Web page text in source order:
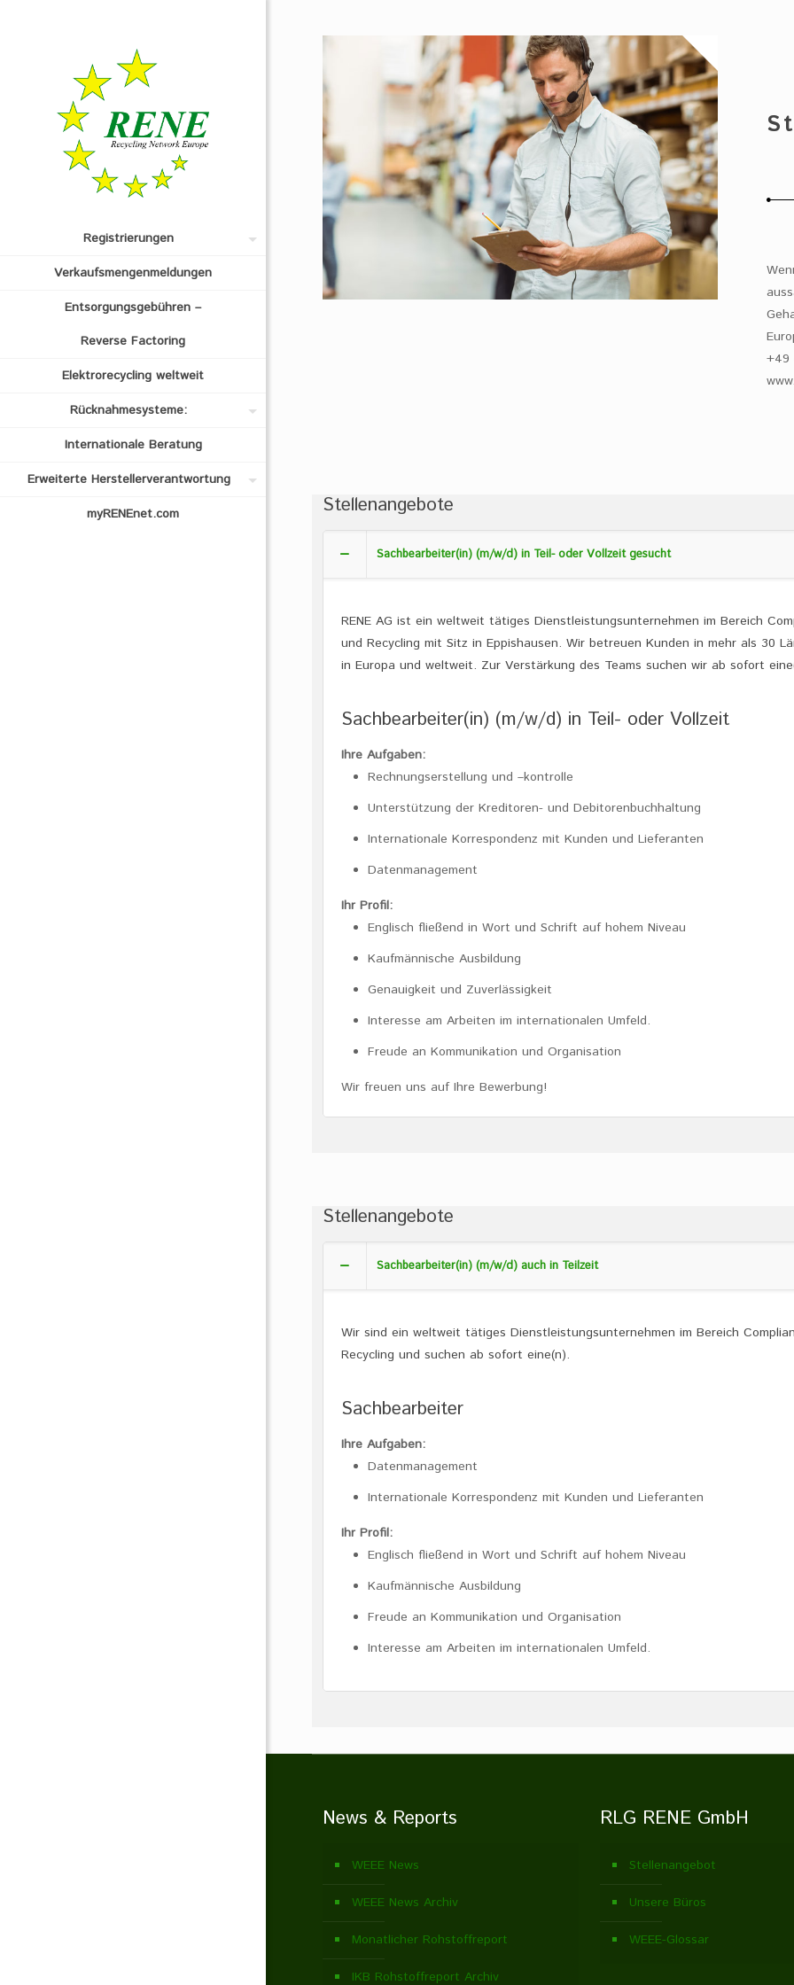
Registrierungen
Verkaufsmengenmeldungen
Entsorgungsgebühren –
Reverse Factoring
Elektrorecycling weltweit
Rücknahmesysteme:
Internationale Beratung
Erweiterte Herstellerverantwortung
myRENEnet.com
+49
Stellenangebote
Sachbearbeiter(in) (m/w/d) in Teil- oder Vollzeit gesucht
RENE AG ist ein weltweit tätiges Dienstleistungsunternehmen im Bereich
und Recycling mit Sitz in Eppishausen. Wir betreuen Kunden in mehr als 30
in Europa und weltweit. Zur Verstärkung des Teams suchen wir ab sofort
Sachbearbeiter(in) (m/w/d) in Teil- oder Vollzeit
Ihre Aufgaben:
Rechnungserstellung und –kontrolle
Unterstützung der Kreditoren- und Debitorenbuchhaltung
Internationale Korrespondenz mit Kunden und Lieferanten
Datenmanagement
Ihr Profil:
Englisch fließend in Wort und Schrift auf hohem Niveau
Kaufmännische Ausbildung
Genauigkeit und Zuverlässigkeit
Interesse am Arbeiten im internationalen Umfeld.
Freude an Kommunikation und Organisation
Wir freuen uns auf Ihre Bewerbung!
Stellenangebote
Sachbearbeiter(in) (m/w/d) auch in Teilzeit
Wir sind ein weltweit tätiges Dienstleistungsunternehmen im Bereich
Recycling und suchen ab sofort eine(n).
Sachbearbeiter
Ihre Aufgaben:
Datenmanagement
Internationale Korrespondenz mit Kunden und Lieferanten
Ihr Profil:
Englisch fließend in Wort und Schrift auf hohem Niveau
Kaufmännische Ausbildung
Freude an Kommunikation und Organisation
Interesse am Arbeiten im internationalen Umfeld.
News & Reports
WEEE News
WEEE News Archiv
Monatlicher Rohstoffreport
IKB Rohstoffreport Archiv
RLG RENE GmbH
Stellenangebot
Unsere Büros
WEEE-Glossar